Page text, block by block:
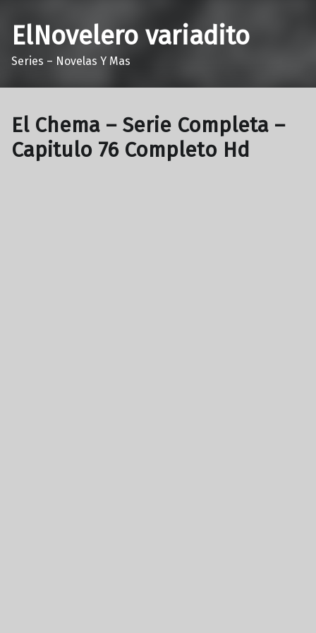
ElNovelero variadito
Series – Novelas Y Mas
El Chema – Serie Completa –
Capitulo 76 Completo Hd